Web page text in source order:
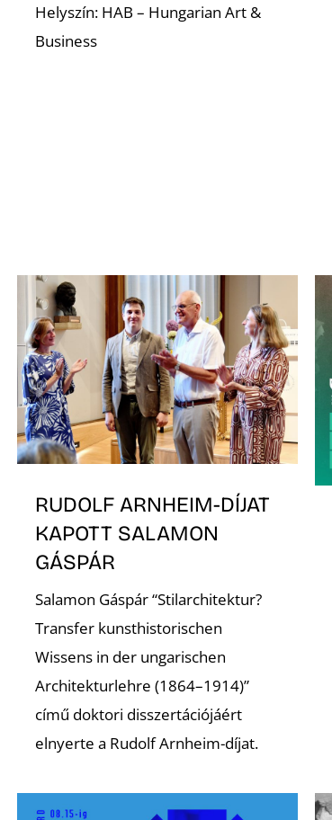
Helyszín: HAB – Hungarian Art &
Business
RUDOLF ARNHEIM-DÍJAT
KAPOTT SALAMON
GÁSPÁR
Salamon Gáspár “Stilarchitektur?
Transfer kunsthistorischen
Wissens in der ungarischen
Architekturlehre (1864–1914)”
című doktori disszertációjáért
elnyerte a Rudolf Arnheim-díjat.